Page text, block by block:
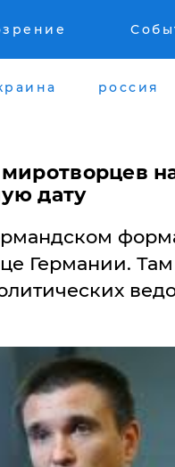
россия
дату
Германии.